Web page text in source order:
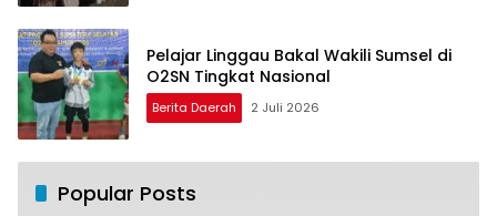
Pelajar Linggau Bakal Wakili Sumsel di
O2SN Tingkat Nasional
Berita Daerah 2 Juli 2026
Popular Posts